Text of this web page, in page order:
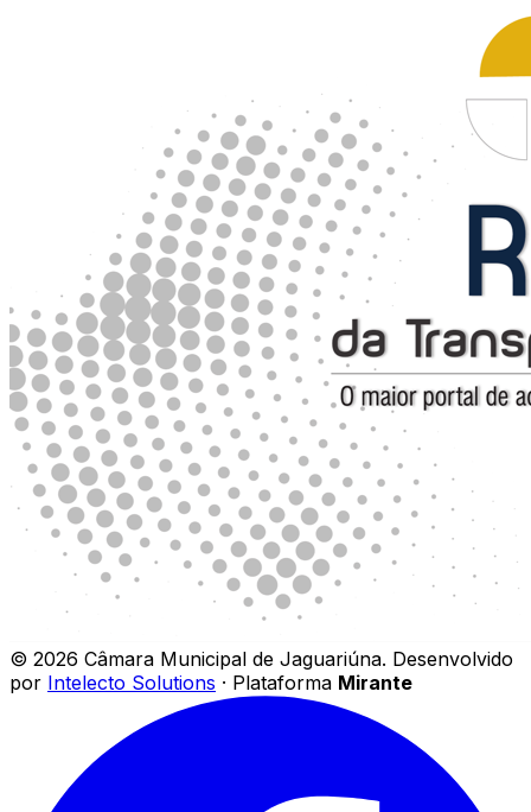
© 2026 Câmara Municipal de Jaguariúna. Desenvolvido
por Intelecto Solutions · Plataforma Mirante